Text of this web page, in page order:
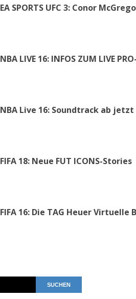
EA SPORTS UFC 3: Conor
NBA LIVE 16: INFOS ZUM LIVE
NBA Live 16: Soundtrack ab
FIFA 18: Neue FUT ICONS-Stories
FIFA 16: Die TAG Heuer